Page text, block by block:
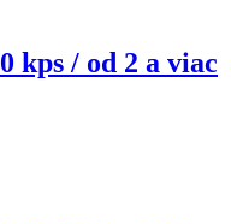
kps / od 2 a viac